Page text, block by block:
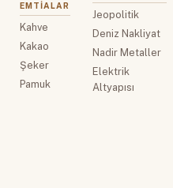
EMTIALAR
Kahve
Kakao
Şeker
Pamuk
Jeopolitik
Deniz Nakliyat
Nadir Metaller
Elektrik
Altyapısı